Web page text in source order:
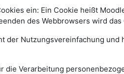
ein: Ein Cookie heißt
des Webbrowsers wird
der Nutzungsvereinfachung
die Verarbeitung